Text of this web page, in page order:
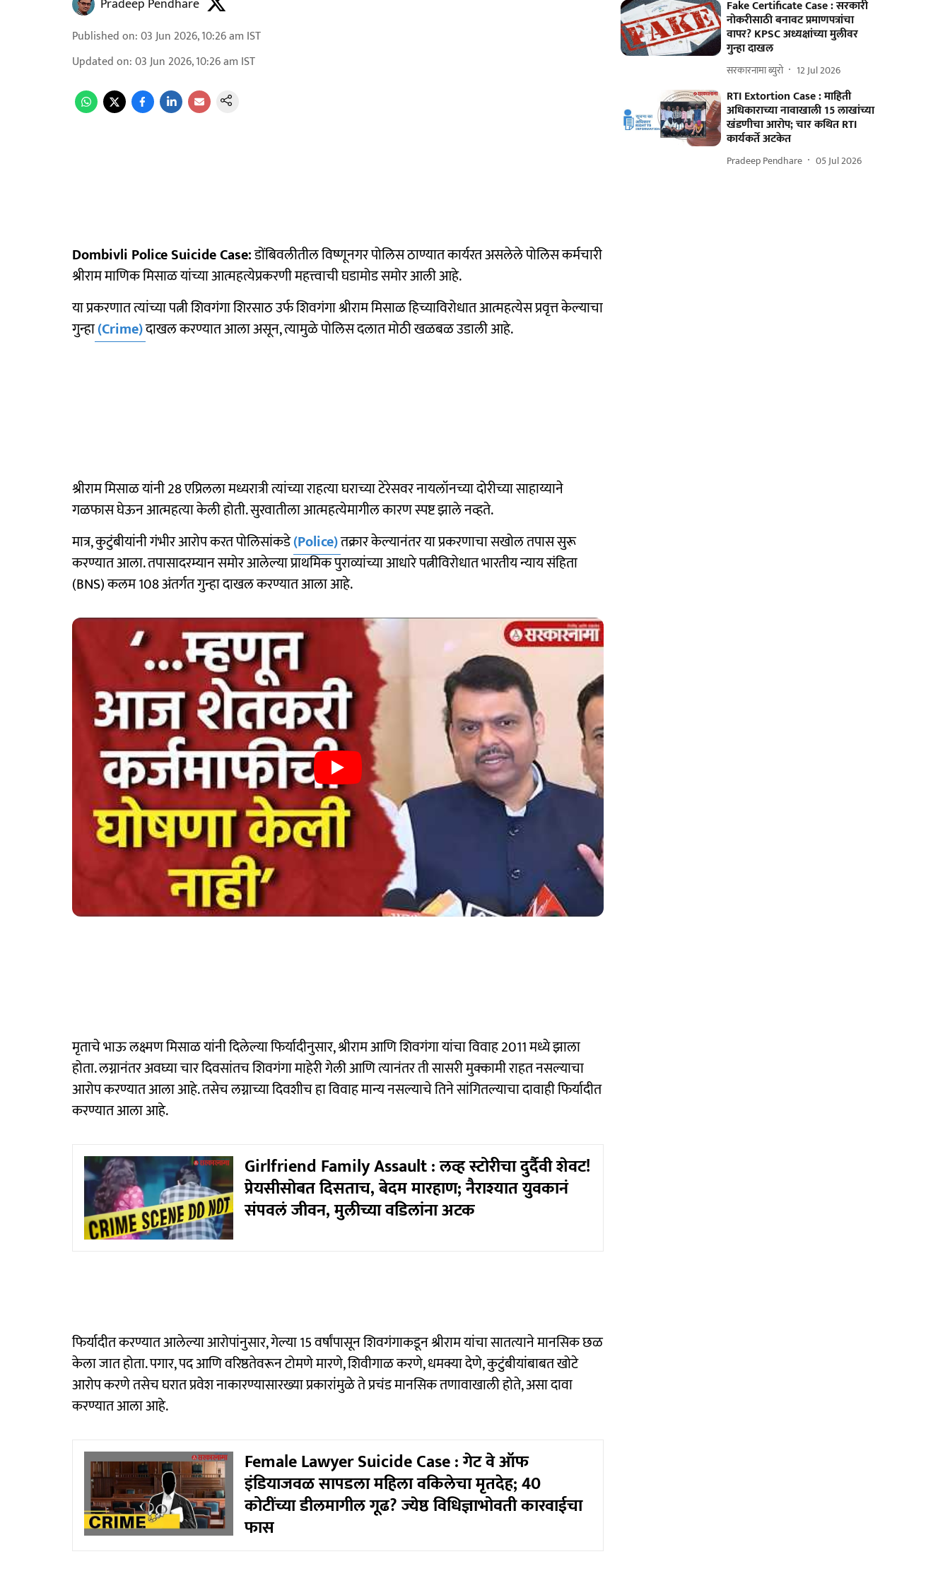
Pradeep Pendhare
Published on:03 Jun 2026, 10:26 am IST
Updated on:03 Jun 2026, 10:26 am IST
Dombivli Police Suicide Case:डोंबिवलीतील विष्णूनगर पोलिस ठाण्यात कार्यरत असलेले पोलिस कर्मचारी
श्रीराम माणिक मिसाळ यांच्या आत्महत्येप्रकरणी महत्त्वाची घडामोड समोर आली आहे.
या प्रकरणात त्यांच्या पत्नी शिवगंगा शिरसाठ उर्फ शिवगंगा श्रीराम मिसाळ हिच्याविरोधात आत्महत्येस प्रवृत्त केल्याचा
गुन्हा(Crime)दाखल करण्यात आला असून, त्यामुळे पोलिस दलात मोठी खळबळ उडाली आहे.
श्रीराम मिसाळ यांनी 28 एप्रिलला मध्यरात्री त्यांच्या राहत्या घराच्या टेरेसवर नायलॉनच्या दोरीच्या साहाय्याने
गळफास घेऊन आत्महत्या केली होती. सुरवातीला आत्महत्येमागील कारण स्पष्ट झाले नव्हते.
मात्र, कुटुंबीयांनी गंभीर आरोप करत पोलिसांकडे(Police)तक्रार केल्यानंतर या प्रकरणाचा सखोल तपास सुरू
करण्यात आला. तपासादरम्यान समोर आलेल्या प्राथमिक पुराव्यांच्या आधारे पत्नीविरोधात भारतीय न्याय संहिता
(BNS) कलम 108 अंतर्गत गुन्हा दाखल करण्यात आला आहे.
मृताचे भाऊ लक्ष्मण मिसाळ यांनी दिलेल्या फिर्यादीनुसार, श्रीराम आणि शिवगंगा यांचा विवाह 2011 मध्ये झाला
होता. लग्नानंतर अवघ्या चार दिवसांतच शिवगंगा माहेरी गेली आणि त्यानंतर ती सासरी मुक्कामी राहत नसल्याचा
आरोप करण्यात आला आहे. तसेच लग्नाच्या दिवशीच हा विवाह मान्य नसल्याचे तिने सांगितल्याचा दावाही फिर्यादीत
करण्यात आला आहे.
Girlfriend Family Assault : लव्ह स्टोरीचा दुर्दैवी शेवट!
प्रेयसीसोबत दिसताच, बेदम मारहाण; नैराश्यात युवकानं
संपवलं जीवन, मुलीच्या वडिलांना अटक
फिर्यादीत करण्यात आलेल्या आरोपांनुसार, गेल्या 15 वर्षांपासून शिवगंगाकडून श्रीराम यांचा सातत्याने मानसिक छळ
केला जात होता. पगार, पद आणि वरिष्ठतेवरून टोमणे मारणे, शिवीगाळ करणे, धमक्या देणे, कुटुंबीयांबाबत खोटे
आरोप करणे तसेच घरात प्रवेश नाकारण्यासारख्या प्रकारांमुळे ते प्रचंड मानसिक तणावाखाली होते, असा दावा
करण्यात आला आहे.
Female Lawyer Suicide Case : गेट वे ऑफ
इंडियाजवळ सापडला महिला वकिलेचा मृतदेह; 40
कोटींच्या डीलमागील गूढ? ज्येष्ठ विधिज्ञाभोवती कारवाईचा
फास
Fake Certificate Case : सरकारी
नोकरीसाठी बनावट प्रमाणपत्रांचा
वापर? KPSC अध्यक्षांच्या मुलीवर
गुन्हा दाखल
सरकारनामा ब्युरो 12 Jul 2026
RTI Extortion Case : माहिती
अधिकाराच्या नावाखाली 15 लाखांच्या
खंडणीचा आरोप; चार कथित RTI
कार्यकर्ते अटकेत
Pradeep Pendhare 05 Jul 2026